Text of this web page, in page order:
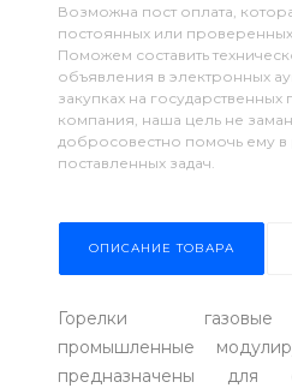
Возможна пост оплата,
постоянных или проверенных
Поможем составить
объявления в электронных
закупках на
компания, наша цель не
добросовестно помочь ему
поставленных задач.
ОПИСАНИЕ ТОВАРА
Горелки
промышленные
предназначены для